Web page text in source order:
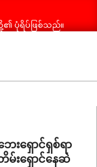
၏ ပုံရိပ်ဖြစ်သည်။
းရှောင်ရှစ်ရာ
မ်းရှောင်နေဆဲ